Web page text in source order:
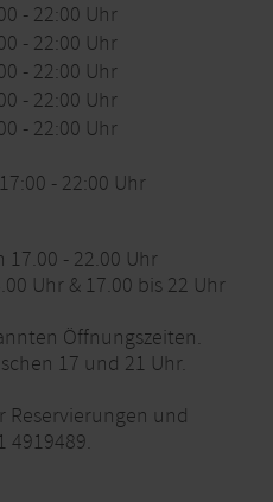
- 22:00 Uhr
- 22:00 Uhr
- 22:00 Uhr
- 22:00 Uhr
- 22:00 Uhr
- 22:00 Uhr
17.00 - 22.00 Uhr
Uhr & 17.00 bis 22 Uhr
Öffnungszeiten.
17 und 21 Uhr.
Reservierungen und
4919489.